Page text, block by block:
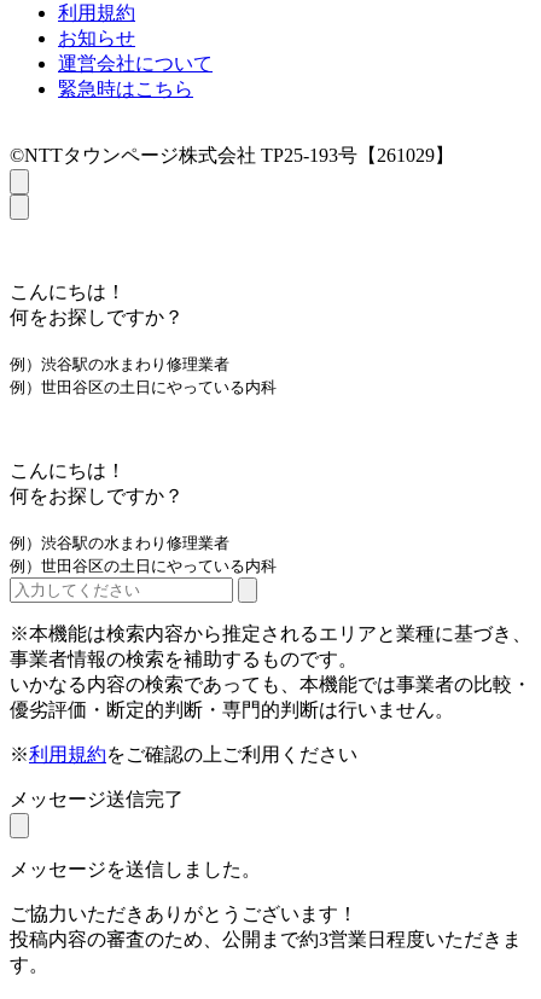
利用規約
お知らせ
運営会社について
緊急時はこちら
©NTTタウンページ株式会社 TP25-193号【261029】
こんにちは！
何をお探しですか？
例）渋谷駅の水まわり修理業者
例）世田谷区の土日にやっている内科
こんにちは！
何をお探しですか？
例）渋谷駅の水まわり修理業者
例）世田谷区の土日にやっている内科
※本機能は検索内容から推定されるエリアと業種に基づき、
事業者情報の検索を補助するものです。
いかなる内容の検索であっても、本機能では事業者の比較・
優劣評価・断定的判断・専門的判断は行いません。
※利用規約をご確認の上ご利用ください
メッセージ送信完了
メッセージを送信しました。
ご協力いただきありがとうございます！
投稿内容の審査のため、公開まで約3営業日程度いただきま
す。